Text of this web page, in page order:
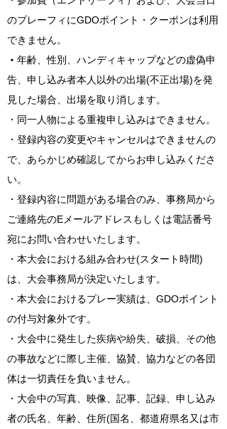
のプレーフィにGDOポイント・クーポンは利用
できません。
・ 年齢、性別、ハンディキャップなどの虚偽申
告、申し込み者本人以外の出場(不正出場)を発
見した場合、出場を取り消します。
・同一人物による重複申し込みはできません。
・登録内容の変更やキャンセルはできませんの
で、あらかじめ確認してからお申し込みくださ
い。
・登録内容に問題がある場合のみ、事務局から
ご連絡先のEメールアドレスもしくは電話番号
宛にお問い合わせいたします。
・本大会における組み合わせ(スタート時間)
は、大会事務局が決定いたします。
・本大会におけるプレー実績は、GDOポイント
の付与対象外です。
・大会中に発生した疾病や紛失、破損、その他
の事故などに際し主催、協賛、協力などの各団
体は一切責任を負いません。
・大会中の写真、映像、記事、記録、申し込み
者の氏名、年齢、住所(国名、都道府県名又は市